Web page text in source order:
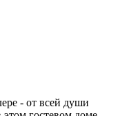
- от всей души